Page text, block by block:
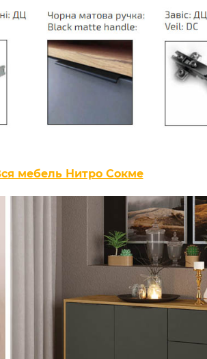
мебель Нитро Сокме